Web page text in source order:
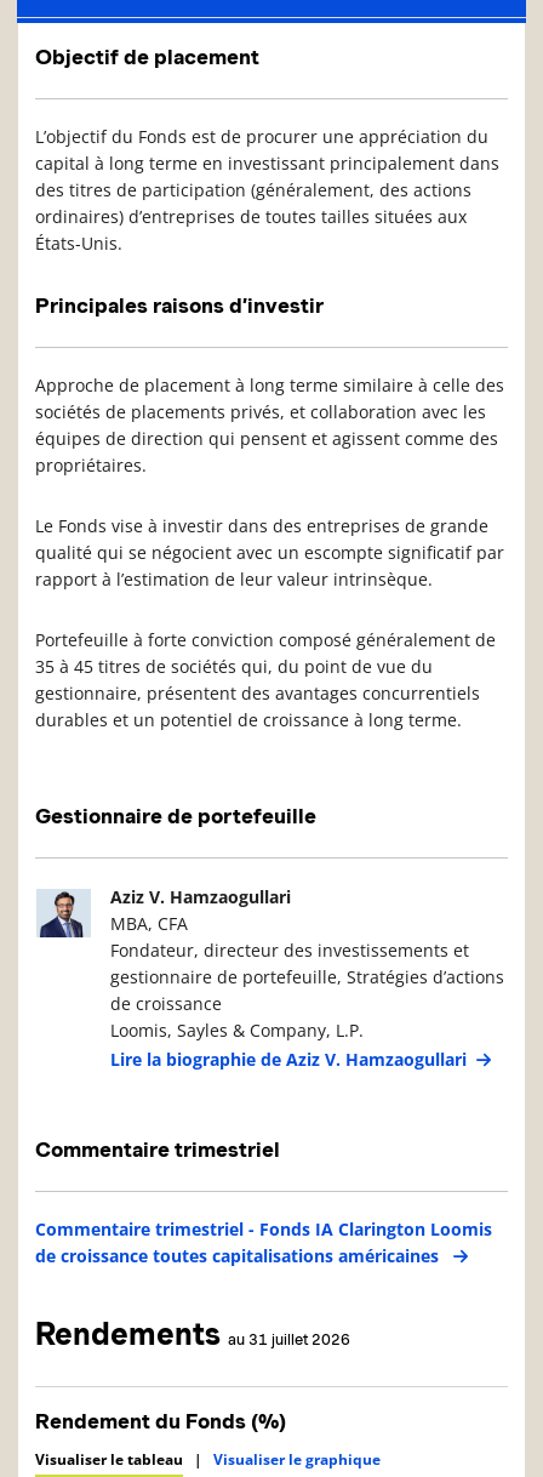
Objectif de placement
L’objectif du Fonds est de procurer une appréciation du
capital à long terme en investissant principalement dans
des titres de participation (généralement, des actions
ordinaires) d’entreprises de toutes tailles situées aux
États-Unis.
Principales raisons d’investir
Approche de placement à long terme similaire à celle des
sociétés de placements privés, et collaboration avec les
équipes de direction qui pensent et agissent comme des
propriétaires.
Le Fonds vise à investir dans des entreprises de grande
qualité qui se négocient avec un escompte significatif par
rapport à l’estimation de leur valeur intrinsèque.
Portefeuille à forte conviction composé généralement de
35 à 45 titres de sociétés qui, du point de vue du
gestionnaire, présentent des avantages concurrentiels
durables et un potentiel de croissance à long terme.
Gestionnaire de portefeuille
Photo du gestionnaire de portefeuille
Aziz V. Hamzaogullari
MBA, CFA
Fondateur, directeur des investissements et
gestionnaire de portefeuille, Stratégies d’actions
de croissance
Loomis, Sayles & Company, L.P.
Lire la biographie de Aziz V. Hamzaogullari
Commentaire trimestriel
Commentaire trimestriel - Fonds IA Clarington Loomis
de croissance toutes capitalisations américaines
Rendements au 31 juillet 2026
Rendement du Fonds (%)
Visualiser le tableau | Visualiser le graphique